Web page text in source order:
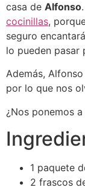
casa de Alfonso
cocinillas,
seguro
lo pueden pasar
Además,
por lo que nos
¿Nos ponemos
1 paquete
2 frascos